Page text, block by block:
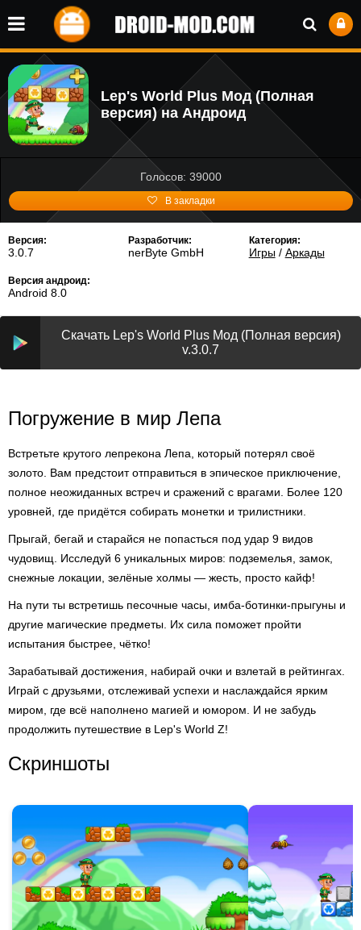
Lep's World Plus Мод (Полная
версия) на Андроид
Голосов: 39000
В закладки
Версия:
3.0.7
Разработчик:
nerByte GmbH
Категория:
Игры/ Аркады
Версия андроид:
Android 8.0
Скачать Lep's World Plus Мод (Полная версия)
v.3.0.7
Погружение в мир Лепа
Встретьте крутого лепрекона Лепа, который потерял своё
золото. Вам предстоит отправиться в эпическое приключение,
полное неожиданных встреч и сражений с врагами. Более 120
уровней, где придётся собирать монетки и трилистники.
Прыгай, бегай и старайся не попасться под удар 9 видов
чудовищ. Исследуй 6 уникальных миров: подземелья, замок,
снежные локации, зелёные холмы — жесть, просто кайф!
На пути ты встретишь песочные часы, имба-ботинки-прыгуны и
другие магические предметы. Их сила поможет пройти
испытания быстрее, чётко!
Зарабатывай достижения, набирай очки и взлетай в рейтингах.
Играй с друзьями, отслеживай успехи и наслаждайся ярким
миром, где всё наполнено магией и юмором. И не забудь
продолжить путешествие в Lep's World Z!
Скриншоты